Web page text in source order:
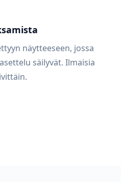
näytteeseen, jossa
säilyvät. Ilmaisia